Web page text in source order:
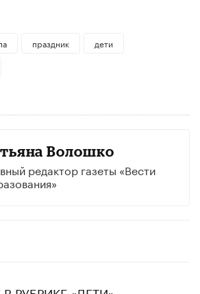
праздник
дети
Волошко
редактор газеты «Вести